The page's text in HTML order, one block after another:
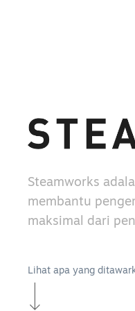
Steamworks
membantu
maksimal dari
Lihat apa yang